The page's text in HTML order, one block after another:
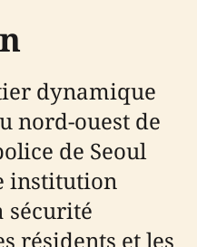
dynamique
nord-ouest de
de Seoul
institution
sécurité
résidents et les